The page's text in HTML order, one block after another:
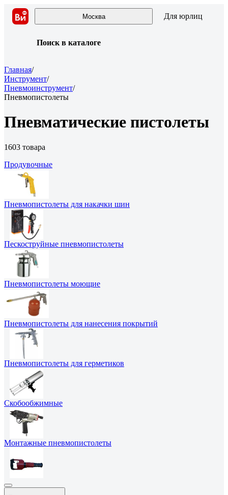
Москва Для юрлиц
Поиск в каталоге
Главная/
Инструмент/
Пневмоинструмент/
Пневмопистолеты
Пневматические пистолеты
1603 товара
Продувочные
Пневмопистолеты для накачки шин
Пескоструйные пневмопистолеты
Пневмопистолеты моющие
Пневмопистолеты для нанесения покрытий
Пневмопистолеты для герметиков
Скобообжимные
Монтажные пневмопистолеты